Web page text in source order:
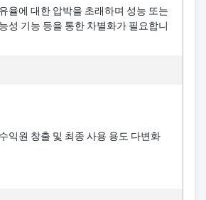
율에 대한 압박을 초래하며 성능 또는
성 기능 등을 통한 차별화가 필요합니
익원 창출 및 최종 사용 용도 다변화